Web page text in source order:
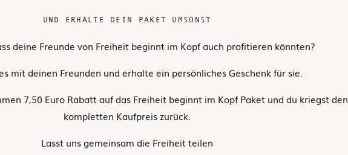
UND ERHALTE DEIN PAKET UMSONST
deine Freunde von Freiheit beginnt im Kopf auch profitieren könnten?
mit deinen Freunden und erhalte ein persönliches Geschenk für sie.
7,50 Euro Rabatt auf das Freiheit beginnt im Kopf Paket und du kriegst den
kompletten Kaufpreis zurück.
Lasst uns gemeinsam die Freiheit teilen